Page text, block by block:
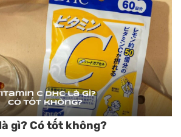
gì? Có tốt không?